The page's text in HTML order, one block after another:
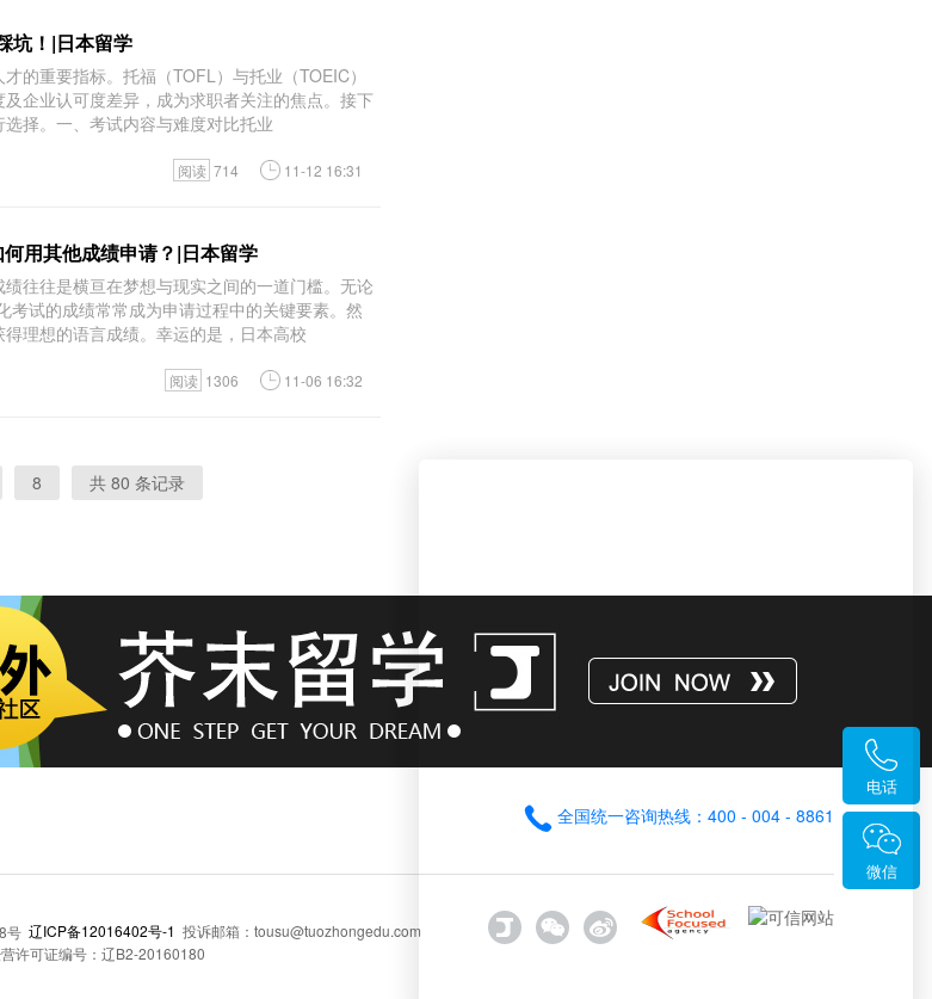
坑！|日本留学
的重要指标。托福（TOFL）与托业（TOEIC）
企业认可度差异，成为求职者关注的焦点。接下
择。一、考试内容与难度对比托业
阅读 714 11-12 16:31
用其他成绩申请？|日本留学
往往是横亘在梦想与现实之间的一道门槛。无论
考试的成绩常常成为申请过程中的关键要素。然
理想的语言成绩。幸运的是，日本高校
阅读 1306 11-06 16:32
8 共 80 条记录
电话
微信
全国统一咨询热线：400 - 004 - 8861
号 辽ICP备12016402号-1 投诉邮箱：tousu@tuozhongedu.com
许可证编号：辽B2-20160180